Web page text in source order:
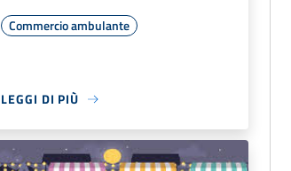
Commercio ambulante
LEGGI DI PIÙ